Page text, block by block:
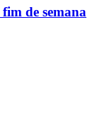
de semana